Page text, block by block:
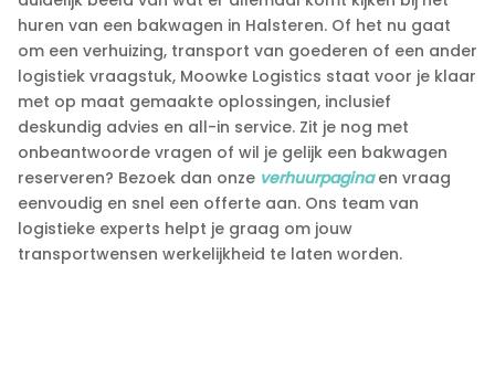
huren van een bakwagen in Halsteren.​ Of het nu gaat
om een verhuizing, transport van goederen of een ander
logistiek vraagstuk, Moowke Logistics staat voor je klaar
met op maat gemaakte oplossingen, inclusief
deskundig advies en all-in service.​ Zit je nog met
onbeantwoorde vragen of wil je gelijk een bakwagen
reserveren? Bezoek dan onze verhuurpaginaen vraag
eenvoudig en snel een offerte aan.​ Ons team van
logistieke experts helpt je graag om jouw
transportwensen werkelijkheid te laten worden.​